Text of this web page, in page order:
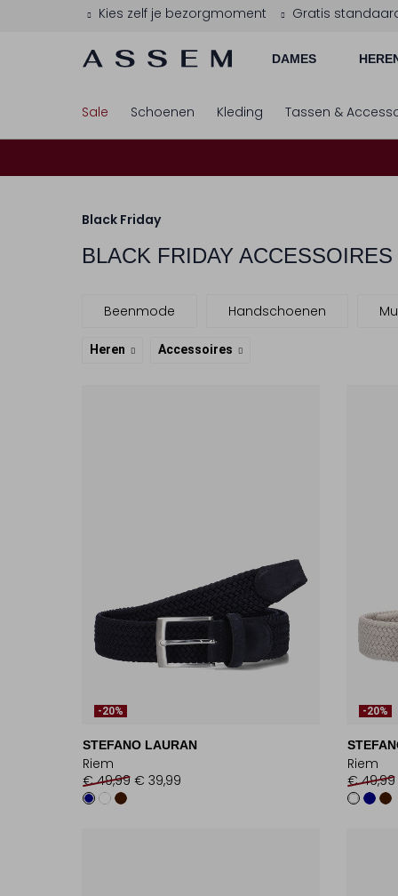
Kies zelf je bezorgmoment Gratis
DAMES
Sale Schoenen Kleding Tassen &
Black Friday
BLACK FRIDAY
Beenmode Handschoenen
Heren Accessoires
-20%
STEFANO LAURAN
Riem
€ 49,99 € 39,99
-20%
Riem
€ 49,99